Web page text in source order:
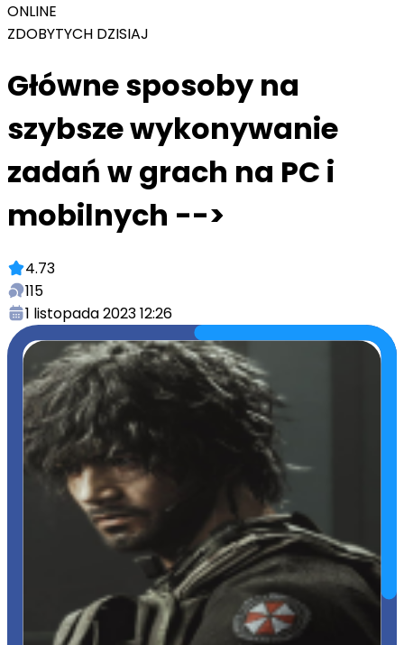
ONLINE
ZDOBYTYCH DZISIAJ
Główne sposoby na
szybsze wykonywanie
zadań w grach na PC i
mobilnych -->
4.73
115
1 listopada 2023 12:26